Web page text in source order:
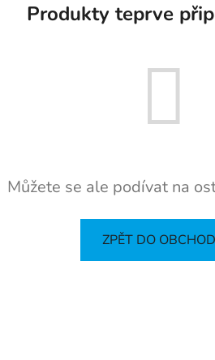
Produkty teprve
Můžete se ale podívat na
ZPĚT DO